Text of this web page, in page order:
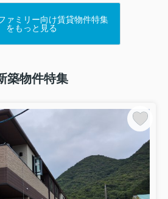
ァミリー向け賃貸物件特集
をもっと見る
築物件特集